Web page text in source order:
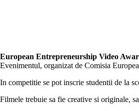
European Entrepreneurship Video
Evenimentul, organizat de Comisia
In competitie se pot inscrie studentii de la
Filmele trebuie sa fie creative si originale,